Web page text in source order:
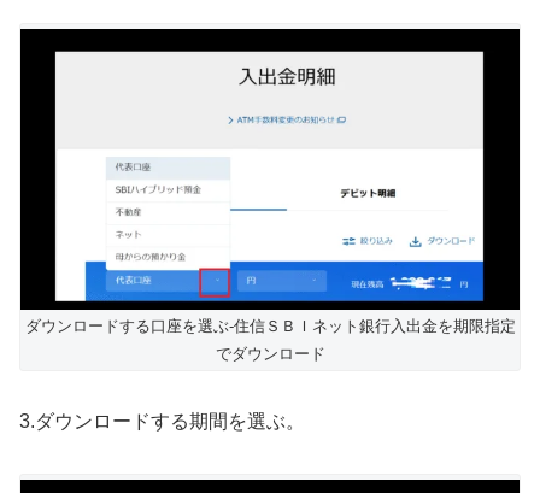
ダウンロードする口座を選ぶ-住信ＳＢＩネット銀行入出金を期限指定
でダウンロード
3.ダウンロードする期間を選ぶ。